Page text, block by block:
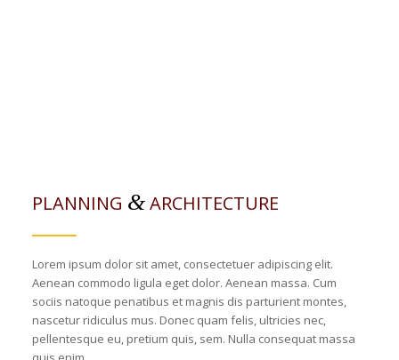
PLANNING &ARCHITECTURE
Lorem ipsum dolor sit amet, consectetuer adipiscing elit.
Aenean commodo ligula eget dolor. Aenean massa. Cum
sociis natoque penatibus et magnis dis parturient montes,
nascetur ridiculus mus. Donec quam felis, ultricies nec,
pellentesque eu, pretium quis, sem. Nulla consequat massa